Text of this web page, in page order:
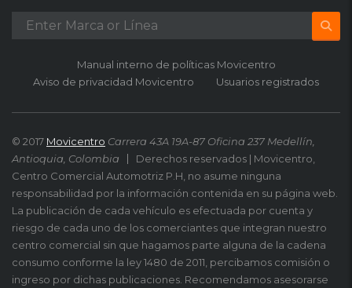
Manual interno de políticas Movicentro
Aviso de privacidad Movicentro
Usuarios registrados
© 2017 Movicentro Carrera 43A 19A-87 Oficina 237 Medellín,
Antioquia, Colombia
Derechos reservados | Movicentro,
Centro Comercial Automotriz P.H, no asume ninguna
responsabilidad por la información contenida en su página web.
La publicación de cada vehículo es efectuada por cuenta y
riesgo de cada uno de los comerciantes que integran nuestro
centro comercial sin que hagamos parte alguna de la cadena
consumo conforme la ley 1480 de 2011, percibamos comisión o
ingreso por dichas publicaciones. Recomendamos asesorarse